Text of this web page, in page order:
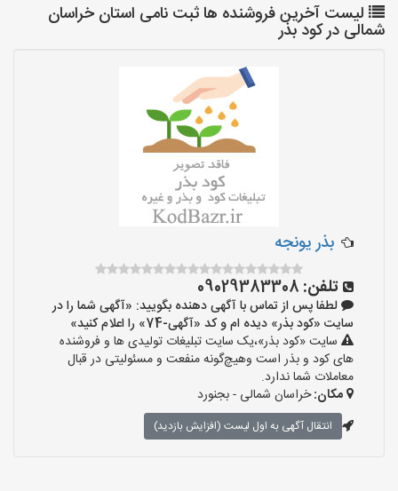
لیست آخرین فروشنده ها ثبت نامی استان خراسان
شمالی در کود بذر
بذر یونجه
تلفن: 09029383308
لطفا پس از تماس با آگهی دهنده بگویید: «آگهی شما را در
سایت «کود بذر» دیده ام و کد «آگهی-74» را اعلام کنید»
سایت «کود بذر»،یک سایت تبلیغات تولیدی ها و فروشنده
های کود و بذر است وهیچ‌گونه منفعت و مسئولیتی در قبال
معاملات شما ندارد.
مکان:خراسان شمالی - بجنورد
انتقال آگهی به اول لیست (افزایش بازدید)